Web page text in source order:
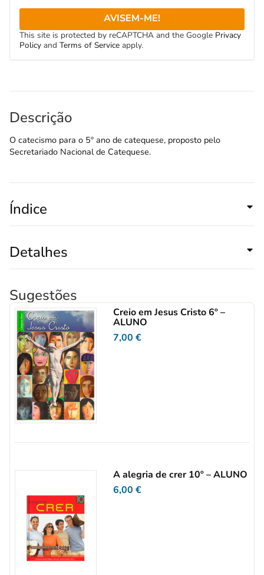
AVISEM-ME!
This site is protected by reCAPTCHA and the Google Privacy
Policy and Terms of Service apply.
Descrição
O catecismo para o 5º ano de catequese, proposto pelo
Secretariado Nacional de Catequese.
Índice
Detalhes
Sugestões
Creio em Jesus Cristo 6º –
ALUNO
7,00€
A alegria de crer 10º – ALUNO
6,00€